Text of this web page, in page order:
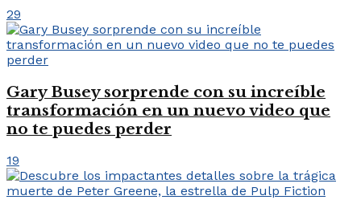
29
Gary Busey sorprende con su increíble
transformación en un nuevo video que
no te puedes perder
19